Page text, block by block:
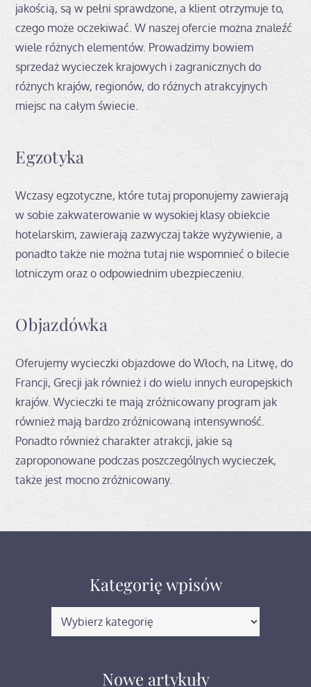
jakością, są w pełni sprawdzone, a klient otrzymuje to,
czego może oczekiwać. W naszej ofercie można znaleźć
wiele różnych elementów. Prowadzimy bowiem
sprzedaż wycieczek krajowych i zagranicznych do
różnych krajów, regionów, do różnych atrakcyjnych
miejsc na całym świecie.
Egzotyka
Wczasy egzotyczne, które tutaj proponujemy zawierają
w sobie zakwaterowanie w wysokiej klasy obiekcie
hotelarskim, zawierają zazwyczaj także wyżywienie, a
ponadto także nie można tutaj nie wspomnieć o bilecie
lotniczym oraz o odpowiednim ubezpieczeniu.
Objazdówka
Oferujemy wycieczki objazdowe do Włoch, na Litwę, do
Francji, Grecji jak również i do wielu innych europejskich
krajów. Wycieczki te mają zróżnicowany program jak
również mają bardzo zróżnicowaną intensywność.
Ponadto również charakter atrakcji, jakie są
zaproponowane podczas poszczególnych wycieczek,
także jest mocno zróżnicowany.
Kategorię wpisów
Kategorię
wpisów
Nowe artykuły